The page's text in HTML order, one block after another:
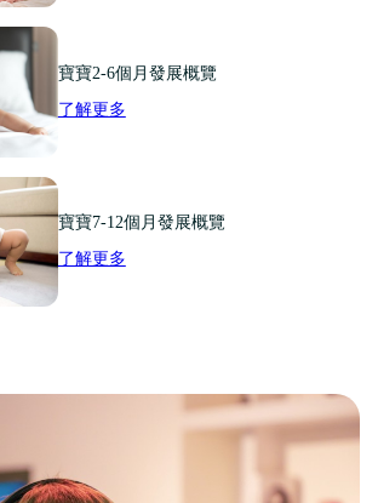
寶寶2-6個月發展概覽
了解更多
寶寶7-12個月發展概覽
了解更多